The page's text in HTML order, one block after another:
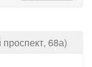
68а)